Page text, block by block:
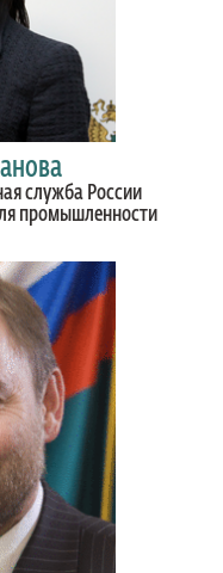
служба России
промышленности